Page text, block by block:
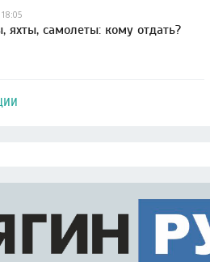
яхты, самолеты: кому отдать?